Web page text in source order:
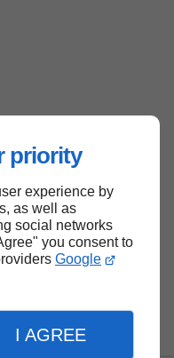
priority
experience by
as well as
social networks
you consent to
Google
I AGREE